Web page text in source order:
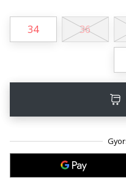
2024.11.25.
Légy
kézilabda
nagykövete
is
34 36